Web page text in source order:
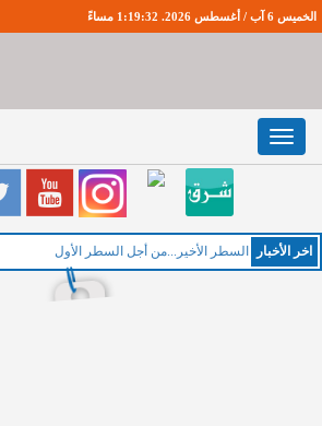
الخميس 6 آب / أغسطس 2026. 1:19:32 مساءً
Toggle
navigation
اخر اﻷخبار الخميس